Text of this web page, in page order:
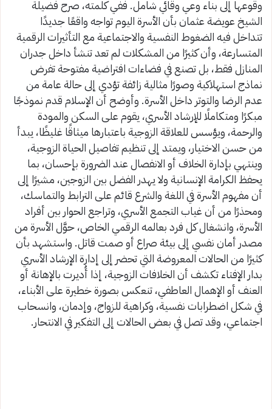
وقوعها إلى بناء وعي وقائي شامل. ففي كلمته، صرح فضيلة
الشيخ عويضة عثمان بأن الأسرة اليوم تواجه واقعًا جديدًا
تتداخل فيه الضغوط النفسية والاجتماعية مع التأثيرات الرقمية
المتسارعة، وأن كثيرًا من المشكلات لم تعد تنشأ داخل جدران
المنازل فقط، بل تصنع في فضاءات افتراضية مفتوحة تفرض
نماذج استهلاكية وصورًا مثالية زائفة تؤدي إلى حالة عامة من
عدم الرضا والتوتر داخل الأسرة. وأوضح أن الإسلام قدم نموذجًا
مبكرًا ومتكاملًا للإرشاد الأسري، يقوم على السكن والمودة
والرحمة، ويؤسس للعلاقة الزوجية باعتبارها ميثاقًا غليظًا، يبدأ
من حسن الاختيار، ويمتد إلى تنظيم تفاصيل الحياة الزوجية،
وينتهي بإدارة الخلاف أو الانفصال عند الضرورة بإحسان، بما
يحفظ الكرامة الإنسانية ولا يهدر الفضل بين الزوجين، مشيرًا إلى
أن مفهوم الأسرة في اللغة والشرع قائم على الترابط والتماسك،
ومحذرًا من أن غياب التجمع الأسري، وتراجع الحوار بين أفراد
الأسرة، وانشغال كل فرد بعالمه الرقمي الخاص، حوَّل الأسرة من
مصدر أمان نفسي إلى بيئة صراع أو صمت قاتل. واستشهد بأن
كثيرًا من الحالات المعروضة التي تحضر إلى إدارة الإرشاد الأسري
بدار الإفتاء تكشف أن الخلافات الزوجية، إذا أُديرت بالإهانة أو
العنف أو الإهمال العاطفي، تنعكس بصورة خطيرة على الأبناء،
في شكل اضطرابات نفسية، وكراهية للزواج، وإدمان، وانسحاب
اجتماعي، وقد تصل في بعض الحالات إلى التفكير في الانتحار.